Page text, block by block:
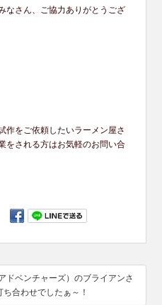
なさん、
ご協力ありがとうござ
作をご依頼したいラーメン屋さ
をされる方はお気軽のお問い合
ドベンチャーズ）のブライアンさ
合わせでしたぁ～！